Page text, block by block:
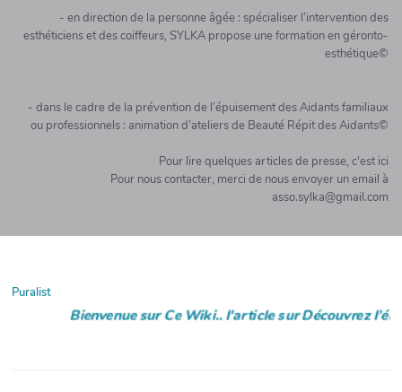
- en direction de la personne âgée : spécialiser l’intervention des
esthéticiens et des coiffeurs, SYLKA propose une formation en géronto-
esthétique©
- dans le cadre de la prévention de l’épuisement des Aidants familiaux
ou professionnels : animation d’ateliers de Beauté Répit des Aidants©
Pour lire quelques articles de presse, c'est ici
Pour nous contacter, merci de nous envoyer un email à
asso.sylka@gmail.com
Puralist
Bienvenue sur Ce Wiki.. l'article sur Découvrez